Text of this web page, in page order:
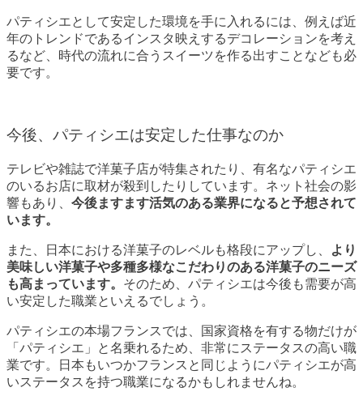
パティシエとして安定した環境を手に入れるには、例えば近
年のトレンドであるインスタ映えするデコレーションを考え
るなど、時代の流れに合うスイーツを作る出すことなども必
要です。
今後、パティシエは安定した仕事なのか
テレビや雑誌で洋菓子店が特集されたり、有名なパティシエ
のいるお店に取材が殺到したりしています。ネット社会の影
響もあり、 今後ますます活気のある業界になると予想されて
います。
また、日本における洋菓子のレベルも格段にアップし、
より
美味しい洋菓子や多種多様なこだわりのある洋菓子のニーズ
も高まっています。 そのため、パティシエは今後も需要が高
い安定した職業といえるでしょう。
パティシエの本場フランスでは、国家資格を有する物だけが
「パティシエ」と名乗れるため、非常にステータスの高い職
業です。日本もいつかフランスと同じようにパティシエが高
いステータスを持つ職業になるかもしれませんね。